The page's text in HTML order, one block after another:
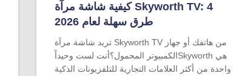
كيفية شاشة مرآة Skyworth TV: 4
طرق سهلة لعام 2026
تريد شاشة مرآة Skyworth TV من هاتفك أو جهاز
الكمبيوتر المحمول؟أنت لست وحيداًSkyworth هي
واحدة من أكثر العلامات التجارية للتلفزيونات الذكية